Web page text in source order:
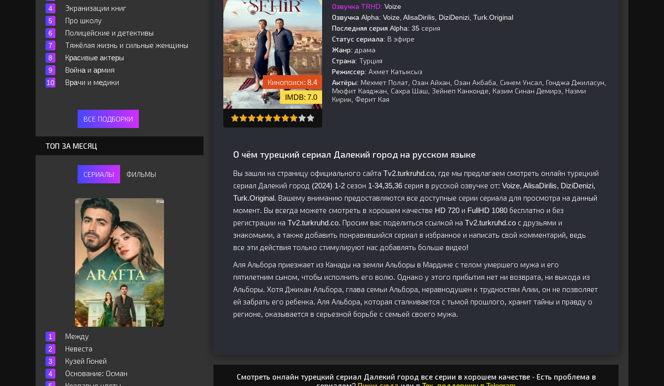
8.4
7.0
Озвучка TRHD: Voize
Озвучка Alpha: Voize, AlisaDirilis, DiziDenizi, Turk.Original
Последняя серия Alpha: 35 серия
Статус сериала: В эфире
Жанр: драма
Страна: Турция
Режиссер: Ахмет Катыксыз
Актёры: Мехмет Полат, Озан Айхан, Озан Акбаба, Синем Унсал, Гонджа Джиласун,
Мюфит Каяджан, Сахра Шаш, Зейнеп Канконде, Казим Синан Демирэ, Назми
Кирик, Ферит Кая
О чём турецкий сериал Далекий город на русском языке
Вы зашли на страницу официального сайта Tv2.turkruhd.co, где мы предлагаем смотреть онлайн турецкий
сериал Далекий город (2024) 1-2 сезон 1-34,35,36 серия в русской озвучке от: Voize, AlisaDirilis, DiziDenizi,
Turk.Original. Вашему вниманию предоставляются все доступные серии сериала для просмотра на данный
момент. Вы всегда можете смотреть в хорошем качестве HD 720 и FullHD 1080 бесплатно и без
регистрации на Tv2.turkruhd.co. Просим вас поделиться ссылкой на Tv2.turkruhd.co с друзьями и
знакомыми, а также добавить понравившийся сериал в избранное и написать свой комментарий, ведь
все эти действия только стимулируют нас добавлять больше видео!
Аля Альбора приезжает из Канады на земли Альборы в Мардине с телом умершего мужа и его
пятилетним сыном, чтобы исполнить его волю. Однако у этого прибытия нет ни возврата, ни выхода из
Альборы. Хотя Джихан Альбора, глава семьи Альбора, неравнодушен к трудностям Алии, он не позволяет
ей забрать его ребенка. Аля Альбора, которая сталкивается с тьмой прошлого, хранит тайны и правду о
регионе, оказывается в серьезной борьбе с семьей своего мужа.
Смотреть онлайн турецкий сериал Далекий город все серии в хорошем качестве - Есть проблема в
Экранизации книг
Про школу
Полицейские и детективы
Тяжёлая жизнь и сильные женщины
Кpacивыe aктepы
Вoйнa и apмия
Вpaчи и мeдики
ВСЕ ПОДБОРКИ
ТОП ЗА МЕСЯЦ
СЕРИАЛЫ ФИЛЬМЫ
Между
Невеста
Кузей Гюней
Основание: Осман